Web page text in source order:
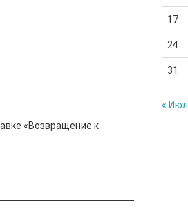
«Возвращение к
17
24
31
« Июл